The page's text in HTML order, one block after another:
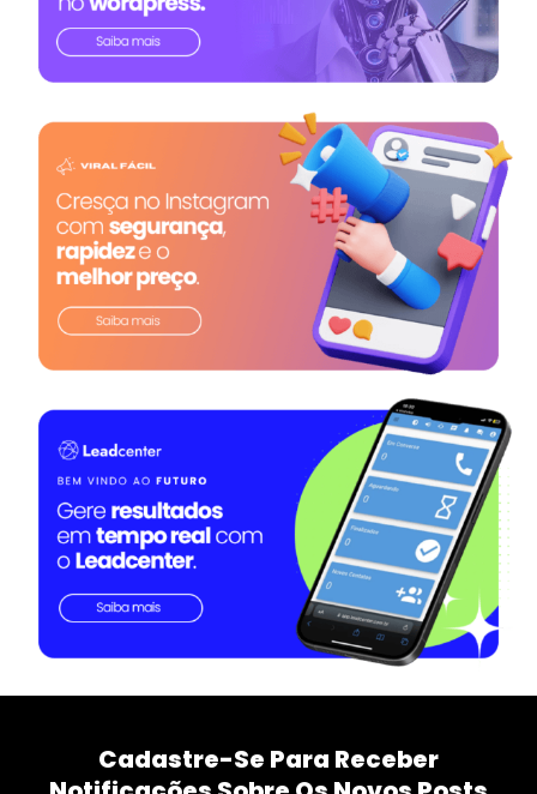
Cadastre-Se Para Receber